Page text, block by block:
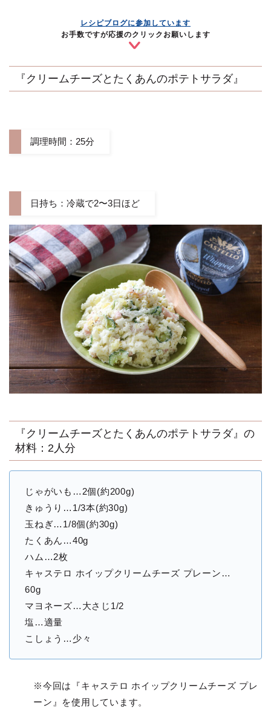
レシピブログに参加しています
お手数ですが応援のクリックお願いします
『クリームチーズとたくあんのポテトサラダ』
調理時間：25分
日持ち：冷蔵で2〜3日ほど
『クリームチーズとたくあんのポテトサラダ』の
材料：2人分
じゃがいも…2個(約200g)
きゅうり…1/3本(約30g)
玉ねぎ…1/8個(約30g)
たくあん…40g
ハム…2枚
キャステロ ホイップクリームチーズ プレーン…
60g
マヨネーズ…大さじ1/2
塩…適量
こしょう…少々
※今回は『キャステロ ホイップクリームチーズ プレ
ーン』を使用しています。